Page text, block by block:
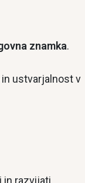
znamka.
ustvarjalnost v
in razvijati